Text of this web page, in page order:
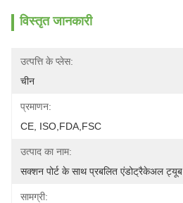
विस्तृत जानकारी
उत्पत्ति के प्लेस:
चीन
प्रमाणन:
CE, ISO,FDA,FSC
उत्पाद का नाम:
सक्शन पोर्ट के साथ प्रबलित एंडोट्रैकेअल ट्यूब
सामग्री: